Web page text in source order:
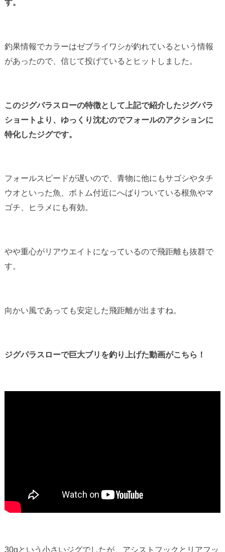
す。
釣果情報でカラーはゼブライワシが釣れているという情報
があったので、信じて投げているとヒットしました。
このジグパラスローの特徴として上記で紹介したジグパラ
ショートより、ゆっくり沈むのでフォールのアクションに
特化したジグです。
フォールスピードが遅いので、青物に他にもサゴシやタチ
ウオといった魚、ボトム付近にへばりついている根魚やマ
ゴチ、ヒラメにも有効。
やや重心がリアウエイトになっているので飛距離も抜群で
す。
向かい風であっても安定した飛距離が出ますね。
ジグパラスローで巨大ブリを釣り上げた動画がこちら！
30gという小さいジグでしたが、アシストフックとリアフッ